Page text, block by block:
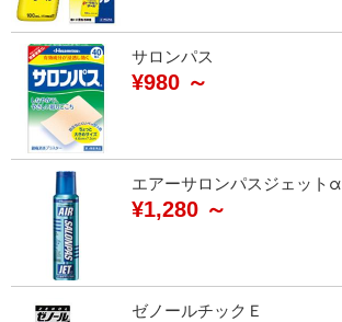
サロンパス
¥980 ～
エアーサロンパスジェットα
¥1,280 ～
ゼノールチックＥ